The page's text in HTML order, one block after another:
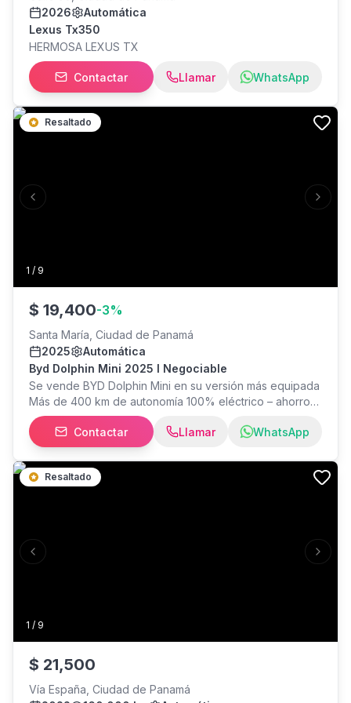
2026
Automática
Lexus Tx350
HERMOSA LEXUS TX
Contactar Llamar WhatsApp
1 / 9
Previous slide Next
Resaltado
$ 19,400-3%
Santa María, Ciudad de Panamá
2025
Automática
Byd Dolphin Mini 2025 I Negociable
Se vende BYD Dolphin Mini en su versión más equipada
Más de 400 km de autonomía 100% eléctrico – ahorro
total en gasolina Pantalla táctil moderna y full tecnología
Interior impecable (aún con plásticos de agencia)
Incluye cargador original Carro listo para estrenar, ideal
si quieres eléctrico sin esperar entrega de agencia.
Súper cómodo, económico y perfecto para la ciudad o
Contactar Llamar WhatsApp
1 / 9
Previous slide Next
Resaltado
$ 21,500
Vía España, Ciudad de Panamá